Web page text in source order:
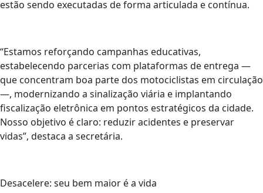
estão sendo executadas de forma articulada e contínua.
“Estamos reforçando campanhas educativas,
estabelecendo parcerias com plataformas de entrega —
que concentram boa parte dos motociclistas em circulação
—, modernizando a sinalização viária e implantando
fiscalização eletrônica em pontos estratégicos da cidade.
Nosso objetivo é claro: reduzir acidentes e preservar
vidas”, destaca a secretária.
Desacelere: seu bem maior é a vida